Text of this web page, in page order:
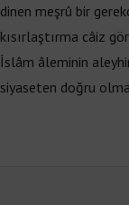
dinen meşrû bir
kısırlaştırma câiz
İslâm âleminin
siyaseten doğru